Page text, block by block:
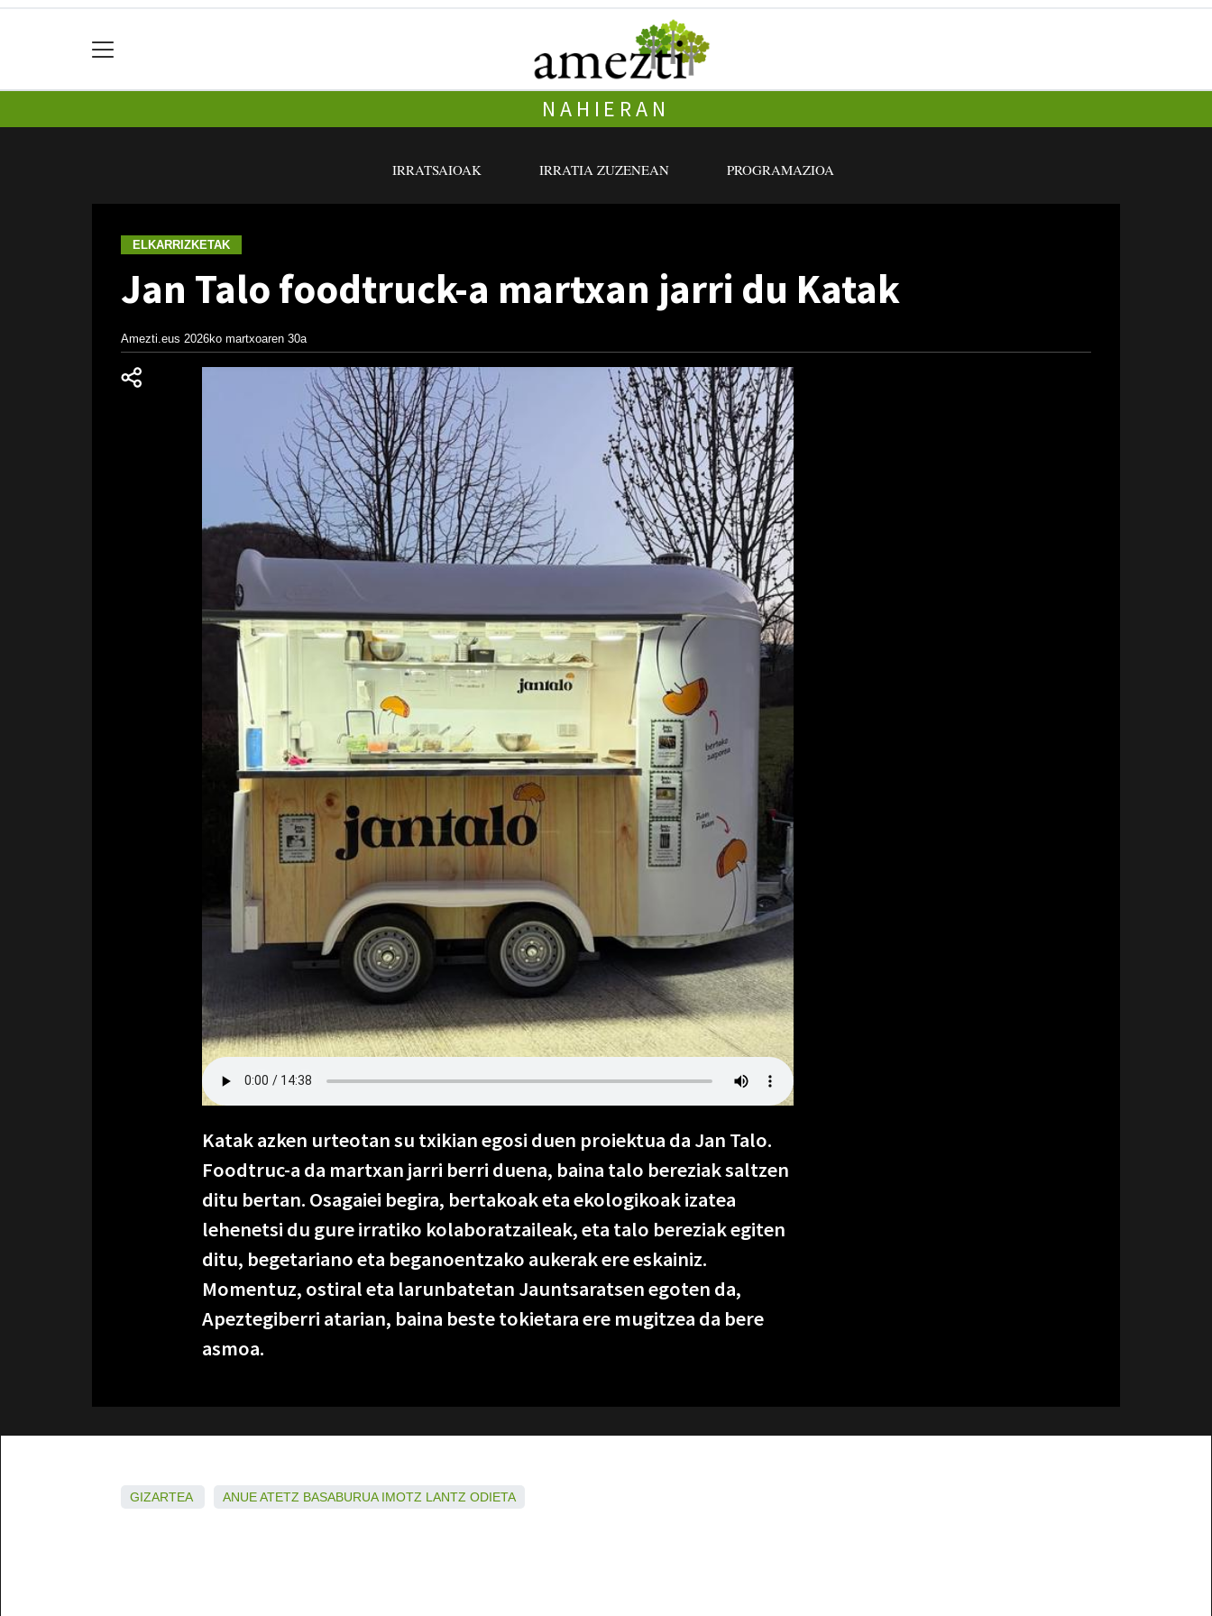
NAHIERAN
IRRATSAIOAK IRRATIA ZUZENEAN PROGRAMAZIOA
ELKARRIZKETAK
Jan Talo foodtruck-a martxan jarri du Katak
Amezti.eus 2026ko martxoaren 30a
Katak azken urteotan su txikian egosi duen proiektua da Jan Talo.
Foodtruc-a da martxan jarri berri duena, baina talo bereziak saltzen
ditu bertan. Osagaiei begira, bertakoak eta ekologikoak izatea
lehenetsi du gure irratiko kolaboratzaileak, eta talo bereziak egiten
ditu, begetariano eta beganoentzako aukerak ere eskainiz.
Momentuz, ostiral eta larunbatetan Jauntsaratsen egoten da,
Apeztegiberri atarian, baina beste tokietara ere mugitzea da bere
asmoa.
GIZARTEA ANUEATETZ BASABURUA IMOTZ LANTZ ODIETA